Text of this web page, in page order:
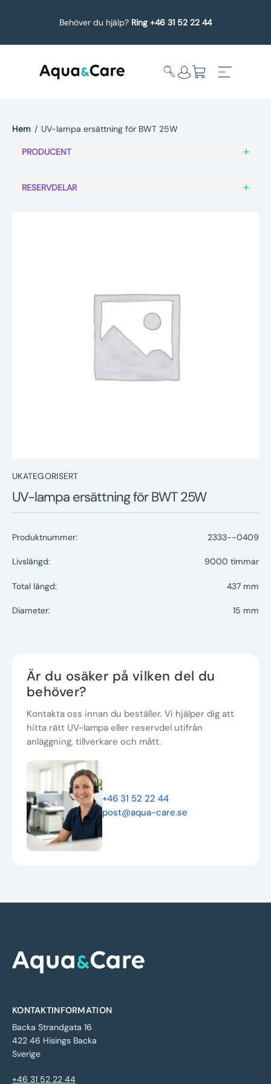
Behöver du hjälp? Ring +46 31 52 22 44
undermeny
Underhållstips
Kontakt
Hem / UV-lampa ersättning för BWT 25W
PRODUCENT
RESERVDELAR
UKATEGORISERT
UV-lampa ersättning för BWT 25W
Produktnummer: 2333--0409
Livslängd: 9000 timmar
Total längd: 437 mm
Diameter: 15 mm
Är du osäker på vilken del du
behöver?
Kontakta oss innan du beställer. Vi hjälper dig att
hitta rätt UV-lampa eller reservdel utifrån
anläggning, tillverkare och mått.
+46 31 52 22 44
post@aqua-care.se
KONTAKTINFORMATION
Backa Strandgata 16
422 46 Hisings Backa
Sverige
+46 31 52 22 44